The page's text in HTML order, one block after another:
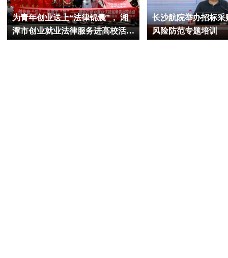
为青年创业送上“法律锦囊”， 湘
潭市创业就业法律服务进高校活动
长沙航院举办招标采
风险防范专题培训